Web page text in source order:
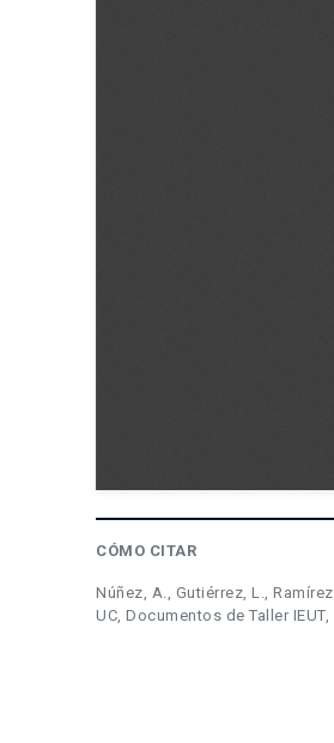
CÓMO CITAR
Núñez, A., Gutiérrez, L.,
UC, Documentos de Taller